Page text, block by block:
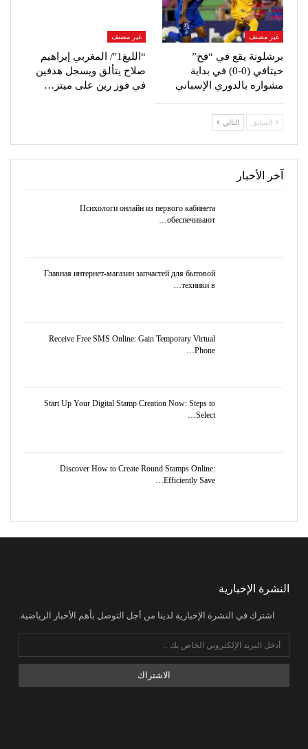
غير مصنف
برشلونة يقع في “فخ”
خيتافي (0-0) في بداية
مشواره بالدوري الإسباني
غير مصنف
“الليغ1″/ المغربي إبراهيم
صلاح يتألق ويسجل هدفين
في فوز رين على ميتز…
السابق التالي
آخر الأخبار
Психологи онлайн из первого кабинета
обеспечивают…
Главная интернет-магазин запчастей для бытовой
техники в…
Receive Free SMS Online: Gain Temporary Virtual
Phone…
Start Up Your Digital Stamp Creation Now: Steps to
Select…
Discover How to Create Round Stamps Online:
Efficiently Save…
النشرة الإخبارية
اشترك في النشرة الإخبارية لدينا من أجل التوصل بأهم الأخبار الرياضية.
الاشتراك